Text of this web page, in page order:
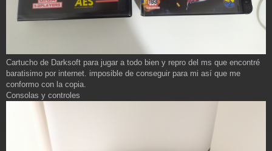
Cartucho de Darksoft para jugar a todo bien y repro del ms que encontré
baratisimo por internet. imposible de conseguir para mi así que me
conformo con la copia.
Consolas y controles